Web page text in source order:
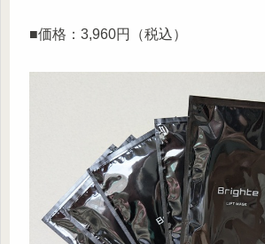
■価格：3,960円（税込）